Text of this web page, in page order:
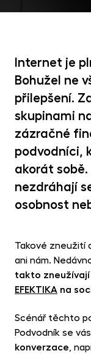
Internet je
Bohužel ne
přilepšení.
skupinami
zázračné
podvodníci,
akorát sobě.
nezdráhají
osobnost
Takové zneužití
ani nám.
takto zneužívají
EFEKTIKA na
Scénář těchto
Podvodník se
konverzace ,